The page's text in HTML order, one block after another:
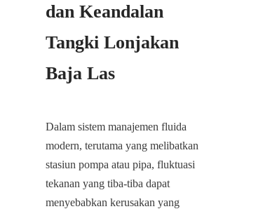
dan Keandalan
Tangki Lonjakan
Baja Las
Dalam sistem manajemen fluida
modern, terutama yang melibatkan
stasiun pompa atau pipa, fluktuasi
tekanan yang tiba-tiba dapat
menyebabkan kerusakan yang